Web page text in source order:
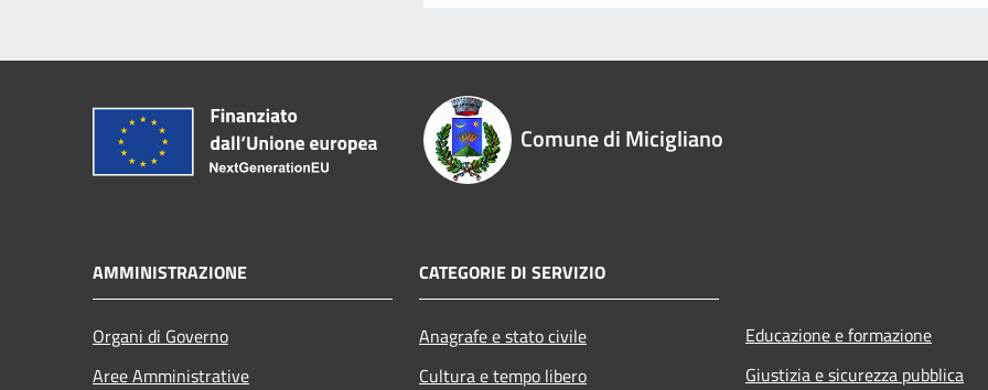
Comune di Micigliano
AMMINISTRAZIONE
Organi di Governo
Aree Amministrative
CATEGORIE DI SERVIZIO
Anagrafe e stato civile
Cultura e tempo libero
Educazione e formazione
Giustizia e sicurezza pubblica